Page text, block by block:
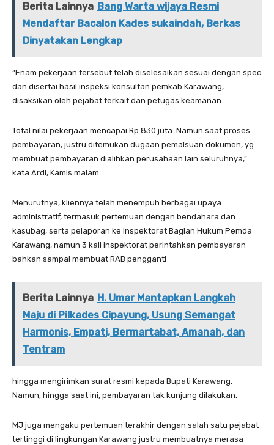
Berita Lainnya Bang Warta wijaya Resmi
Mendaftar Bacalon Kades sukaindah, Berkas
Dinyatakan Lengkap
“Enam pekerjaan tersebut telah diselesaikan sesuai dengan spec
dan disertai hasil inspeksi konsultan pemkab Karawang,
disaksikan oleh pejabat terkait dan petugas keamanan.
Total nilai pekerjaan mencapai Rp 830 juta. Namun saat proses
pembayaran, justru ditemukan dugaan pemalsuan dokumen, yg
membuat pembayaran dialihkan perusahaan lain seluruhnya,”
kata Ardi, Kamis malam.
Menurutnya, kliennya telah menempuh berbagai upaya
administratif, termasuk pertemuan dengan bendahara dan
kasubag, serta pelaporan ke Inspektorat Bagian Hukum Pemda
Karawang, namun 3 kali inspektorat perintahkan pembayaran
bahkan sampai membuat RAB pengganti
Berita Lainnya H. Umar Mantapkan Langkah
Maju di Pilkades Cipayung, Usung Semangat
Harmonis, Empati, Bermartabat, Amanah, dan
Tentram
hingga mengirimkan surat resmi kepada Bupati Karawang.
Namun, hingga saat ini, pembayaran tak kunjung dilakukan.
MJ juga mengaku pertemuan terakhir dengan salah satu pejabat
tertinggi di lingkungan Karawang justru membuatnya merasa